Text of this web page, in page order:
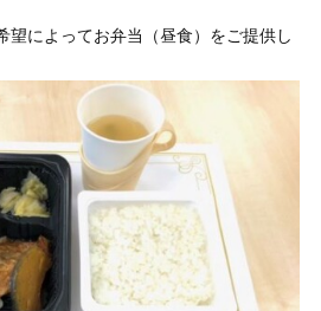
によってお弁当（昼食）をご提供し